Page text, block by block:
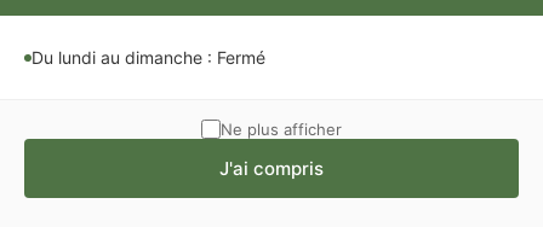
Politique de confidentialité
Du lundi au dimanche : Fermé
Ne plus afficher
J'ai compris